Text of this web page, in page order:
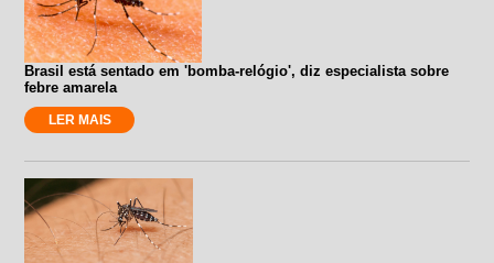
Brasil está sentado em 'bomba-relógio', diz especialista sobre
febre amarela
LER MAIS